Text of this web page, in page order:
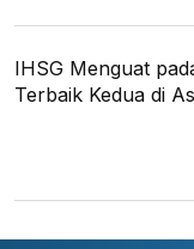
IHSG Menguat
Terbaik Kedua di